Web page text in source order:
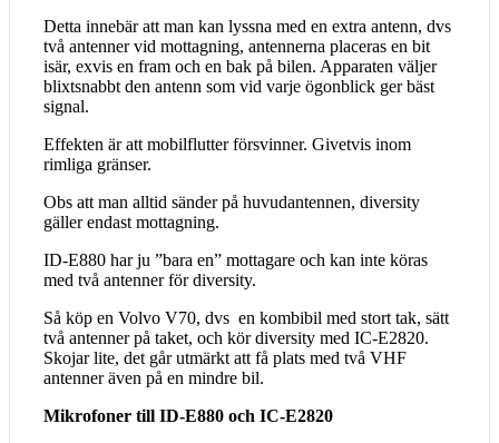
Detta innebär att man kan lyssna med en extra antenn, dvs
två antenner vid mottagning, antennerna placeras en bit
isär, exvis en fram och en bak på bilen. Apparaten väljer
blixtsnabbt den antenn som vid varje ögonblick ger bäst
signal.
Effekten är att mobilflutter försvinner. Givetvis inom
rimliga gränser.
Obs att man alltid sänder på huvudantennen, diversity
gäller endast mottagning.
ID-E880 har ju ”bara en” mottagare och kan inte köras
med två antenner för diversity.
Så köp en Volvo V70, dvs en kombibil med stort tak, sätt
två antenner på taket, och kör diversity med IC-E2820.
Skojar lite, det går utmärkt att få plats med två VHF
antenner även på en mindre bil.
Mikrofoner till ID-E880 och IC-E2820